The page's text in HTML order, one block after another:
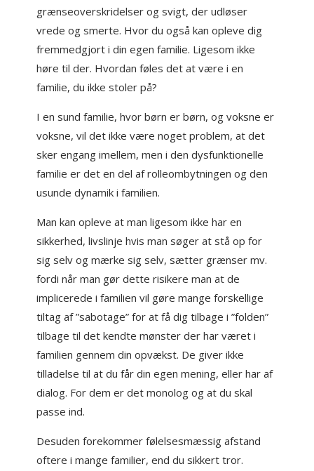
grænseoverskridelser og svigt, der udløser
vrede og smerte. Hvor du også kan opleve dig
fremmedgjort i din egen familie. Ligesom ikke
høre til der. Hvordan føles det at være i en
familie, du ikke stoler på?
I en sund familie, hvor børn er børn, og voksne er
voksne, vil det ikke være noget problem, at det
sker engang imellem, men i den dysfunktionelle
familie er det en del af rolleombytningen og den
usunde dynamik i familien.
Man kan opleve at man ligesom ikke har en
sikkerhed, livslinje hvis man søger at stå op for
sig selv og mærke sig selv, sætter grænser mv.
fordi når man gør dette risikere man at de
implicerede i familien vil gøre mange forskellige
tiltag af ”sabotage” for at få dig tilbage i ”folden”
tilbage til det kendte mønster der har været i
familien gennem din opvækst. De giver ikke
tilladelse til at du får din egen mening, eller har af
dialog. For dem er det monolog og at du skal
passe ind.
Desuden forekommer følelsesmæssig afstand
oftere i mange familier, end du sikkert tror.